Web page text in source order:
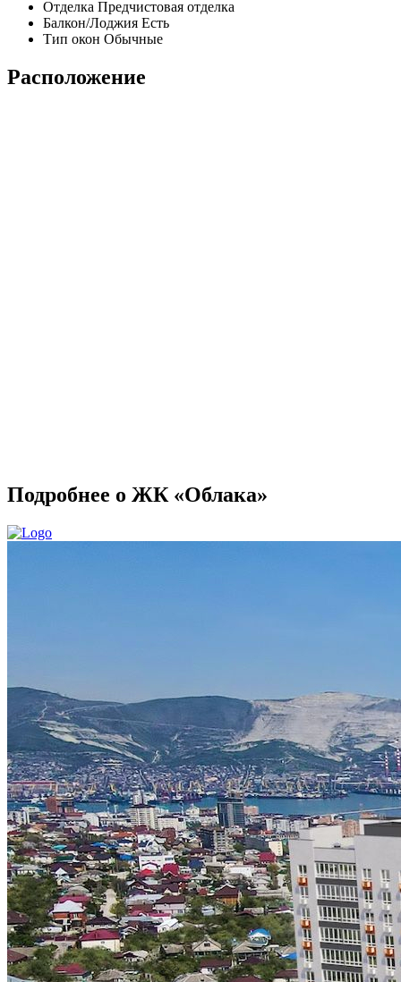
Отделка Предчистовая отделка
Балкон/Лоджия Есть
Тип окон Обычные
Расположение
Подробнее о ЖК «Облака»